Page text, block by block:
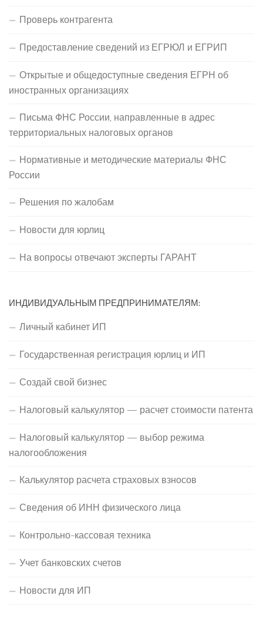
Проверь контрагента
Предоставление сведений из ЕГРЮЛ и ЕГРИП
Открытые и общедоступные сведения ЕГРН об
иностранных организациях
Письма ФНС России, направленные в адрес
территориальных налоговых органов
Нормативные и методические материалы ФНС
России
Решения по жалобам
Новости для юрлиц
На вопросы отвечают эксперты ГАРАНТ
ИНДИВИДУАЛЬНЫМ ПРЕДПРИНИМАТЕЛЯМ:
Личный кабинет ИП
Государственная регистрация юрлиц и ИП
Создай свой бизнес
Налоговый калькулятор — расчет стоимости патента
Налоговый калькулятор — выбор режима
налогообложения
Калькулятор расчета страховых взносов
Сведения об ИНН физического лица
Контрольно-кассовая техника
Учет банковских счетов
Новости для ИП